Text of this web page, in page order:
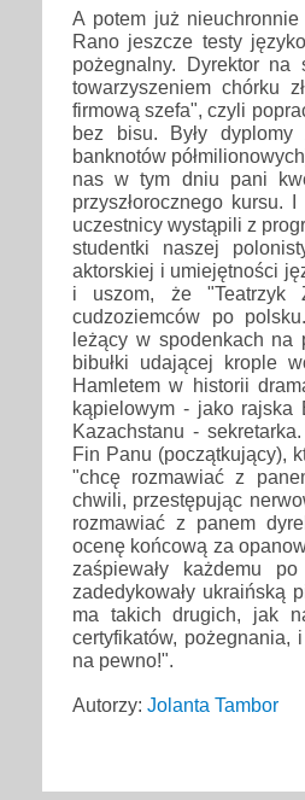
A potem już
Rano jeszcze testy
pożegnalny. Dyrektor na
towarzyszeniem chórku
firmową szefa", czyli
bez bisu. Były dyplomy
banknotów
nas w tym dniu pani
przyszłorocznego kursu.
uczestnicy wystąpili z
studentki naszej
aktorskiej i umiejętności
i uszom, że "Teatrzyk
cudzoziemców po
leżący w spodenkach na
bibułki udającej krople
Hamletem w historii
kąpielowym - jako rajska
Kazachstanu -
Fin Panu (początkujący),
"chcę rozmawiać z
chwili, przestępując
rozmawiać z panem
ocenę końcową za
zaśpiewały każdemu
zadedykowały ukraińską
ma takich drugich, jak
certyfikatów, pożegnania,
na pewno!".
Autorzy: Jolanta Tambor